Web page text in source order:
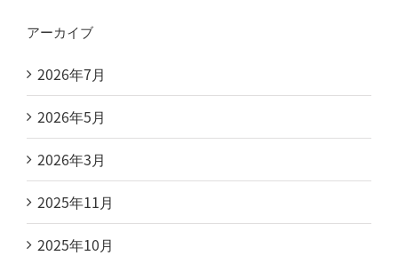
アーカイブ
2026年7月
2026年5月
2026年3月
2025年11月
2025年10月